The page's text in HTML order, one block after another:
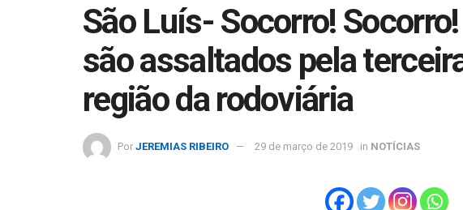
São Luís- Socorro!
são assaltados pela
região da rodoviária
Por JEREMIAS RIBEIRO 29 de março de 2019 in NOTÍCIAS